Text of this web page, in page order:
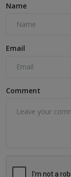
Name
Email
Comment